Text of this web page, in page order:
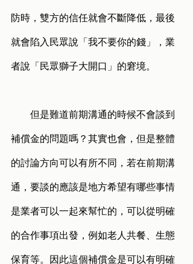
防時，雙方的信任就會不斷降低，最後
就會陷入民眾說「我不要你的錢」，業
者說「民眾獅子大開口」的窘境。
補償金的問題嗎？其實也會，但是整體
的討論方向可以有所不同，若在前期溝
通，要談的應該是地方希望有哪些事情
是業者可以一起來幫忙的，可以從明確
的合作事項出發，例如老人共餐、生態
保育等。因此這個補償金是可以有明確